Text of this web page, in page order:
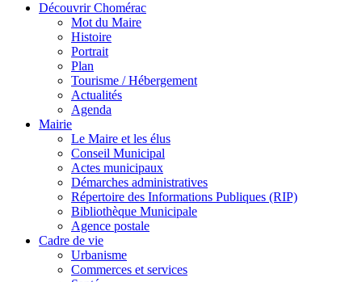
Découvrir Chomérac
Mot du Maire
Histoire
Portrait
Plan
Tourisme / Hébergement
Actualités
Agenda
Mairie
Le Maire et les élus
Conseil Municipal
Actes municipaux
Démarches administratives
Répertoire des Informations Publiques (RIP)
Bibliothèque Municipale
Agence postale
Cadre de vie
Urbanisme
Commerces et services